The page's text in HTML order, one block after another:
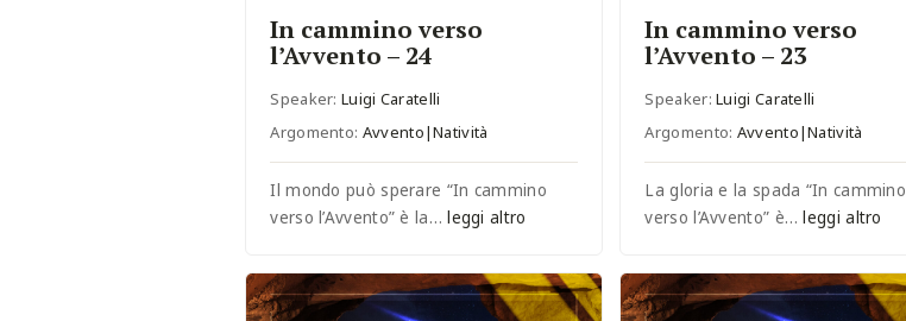
In cammino verso
l’Avvento – 24
Speaker:Luigi Caratelli
Argomento: Avvento|Natività
Il mondo può sperare “In cammino
verso l’Avvento” è la…leggi altro
In cammino verso
l’Avvento – 23
Speaker:Luigi Caratelli
Argomento: Avvento|Natività
La gloria e la spada “In cammino
verso l’Avvento” è…leggi altro